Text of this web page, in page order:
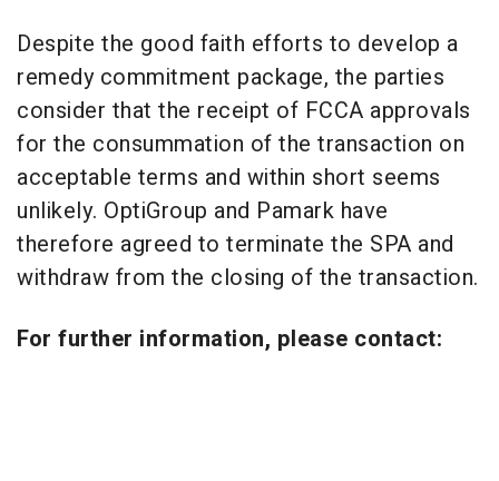
Despite the good faith efforts to develop a
remedy commitment package, the parties
consider that the receipt of FCCA approvals
for the consummation of the transaction on
acceptable terms and within short seems
unlikely. OptiGroup and Pamark have
therefore agreed to terminate the SPA and
withdraw from the closing of the transaction.
For further information, please contact: